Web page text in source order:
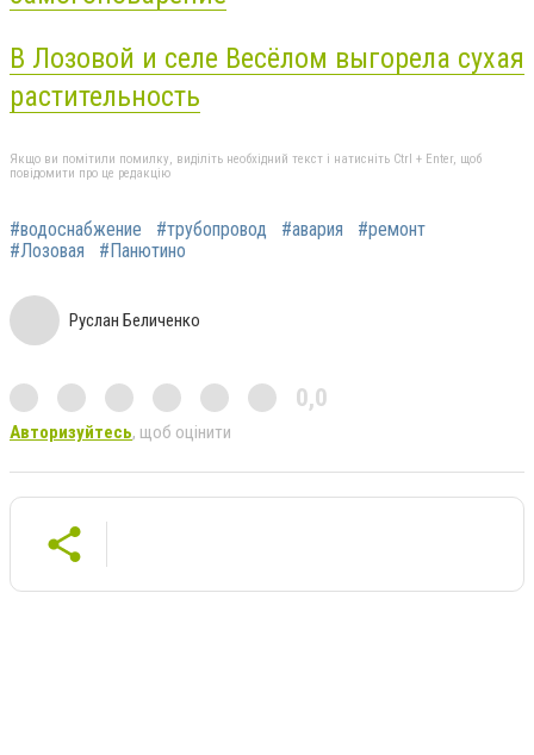
В Лозовой и селе Весёлом выгорела сухая
растительность
Якщо ви помітили помилку, виділіть необхідний текст і натисніть Ctrl + Enter, щоб
повідомити про це редакцію
#водоснабжение #трубопровод #авария
#ремонт
#Лозовая
#Панютино
Руслан Беличенко
0,0
Авторизуйтесь, щоб оцінити